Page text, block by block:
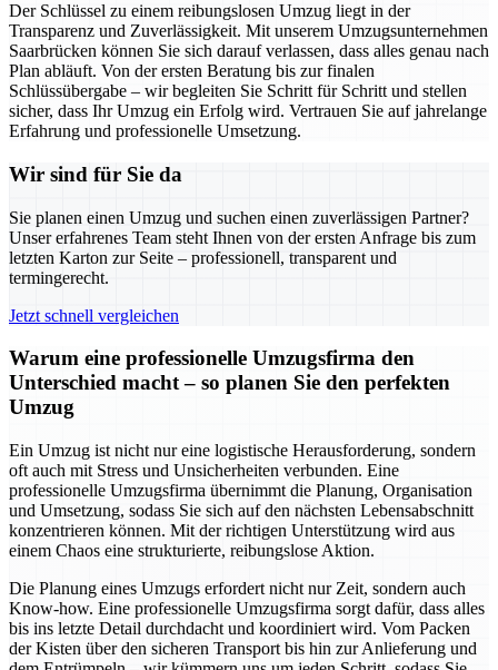
Der Schlüssel zu einem reibungslosen Umzug liegt in der
Transparenz und Zuverlässigkeit. Mit unserem Umzugsunternehmen
Saarbrücken können Sie sich darauf verlassen, dass alles genau nach
Plan abläuft. Von der ersten Beratung bis zur finalen
Schlüssübergabe – wir begleiten Sie Schritt für Schritt und stellen
sicher, dass Ihr Umzug ein Erfolg wird. Vertrauen Sie auf jahrelange
Erfahrung und professionelle Umsetzung.
Wir sind für Sie da
Sie planen einen Umzug und suchen einen zuverlässigen Partner?
Unser erfahrenes Team steht Ihnen von der ersten Anfrage bis zum
letzten Karton zur Seite – professionell, transparent und
termingerecht.
Jetzt schnell vergleichen
Warum eine professionelle Umzugsfirma den
Unterschied macht – so planen Sie den perfekten
Umzug
Ein Umzug ist nicht nur eine logistische Herausforderung, sondern
oft auch mit Stress und Unsicherheiten verbunden. Eine
professionelle Umzugsfirma übernimmt die Planung, Organisation
und Umsetzung, sodass Sie sich auf den nächsten Lebensabschnitt
konzentrieren können. Mit der richtigen Unterstützung wird aus
einem Chaos eine strukturierte, reibungslose Aktion.
Die Planung eines Umzugs erfordert nicht nur Zeit, sondern auch
Know-how. Eine professionelle Umzugsfirma sorgt dafür, dass alles
bis ins letzte Detail durchdacht und koordiniert wird. Vom Packen
der Kisten über den sicheren Transport bis hin zur Anlieferung und